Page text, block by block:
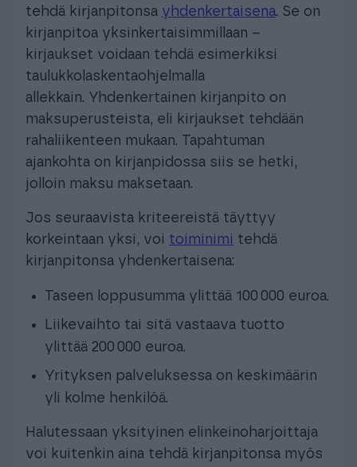
tehdä kirjanpitonsa yhdenkertaisena. Se on
kirjanpitoa yksinkertaisimmillaan –
kirjaukset voidaan tehdä esimerkiksi
taulukkolaskentaohjelmalla
allekkain. Yhdenkertainen kirjanpito on
maksuperusteista, eli kirjaukset tehdään
rahaliikenteen mukaan. Tapahtuman
ajankohta on kirjanpidossa siis se hetki,
jolloin maksu maksetaan.
Jos seuraavista kriteereistä täyttyy
korkeintaan yksi, voi toiminimi tehdä
kirjanpitonsa yhdenkertaisena:
Taseen loppusumma ylittää 100 000 euroa.
Liikevaihto tai sitä vastaava tuotto
ylittää 200 000 euroa.
Yrityksen palveluksessa on keskimäärin
yli kolme henkilöä.
Halutessaan yksityinen elinkeinoharjoittaja
voi kuitenkin aina tehdä kirjanpitonsa myös